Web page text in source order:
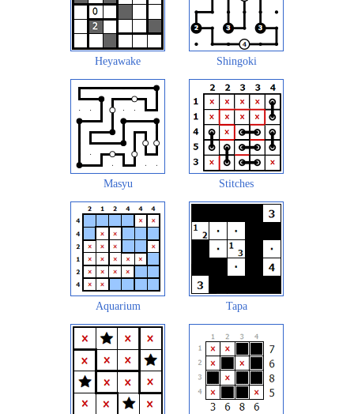
Heyawake Shingoki
Masyu Stitches
Aquarium Tapa